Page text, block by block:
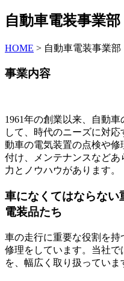
自動車電装事業部
HOME > 自動車電装事業部
事業内容
1961年の創業以来、自動
して、時代のニーズに対
動車の電気装置の点検や修
付け、メンテナンスなど
力とノウハウがあります。
車になくてはならない
電装品たち
車の走行に重要な役割を持
修理をしています。当社
を、幅広く取り扱っていま